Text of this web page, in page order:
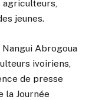
agriculteurs,
jeunes.
Nangui Abrogoua
ivoiriens,
de presse
la Journée